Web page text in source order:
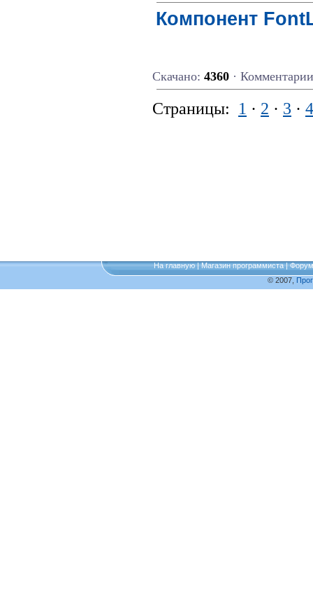
Компонент
Скачано: 4360 ·
Страницы: 1 · 2 · 3 · 4
На главную|Магазин программиста|Форум
© 2007,